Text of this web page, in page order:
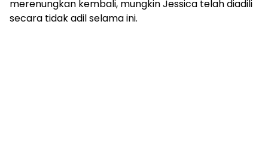
merenungkan kembali, mungkin Jessica telah diadili
secara tidak adil selama ini.